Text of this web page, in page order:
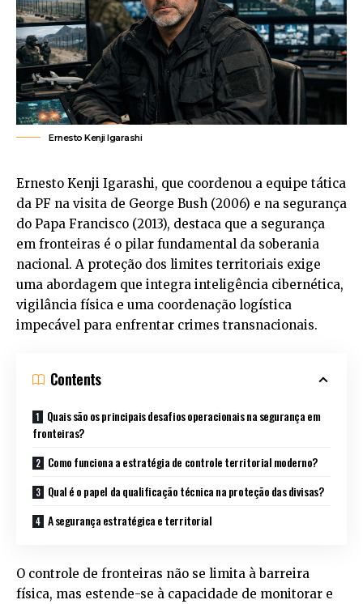
Ernesto Kenji Igarashi
Ernesto Kenji Igarashi, que coordenou a equipe tática
da PF na visita de George Bush (2006) e na segurança
do Papa Francisco (2013), destaca que a segurança
em fronteiras é o pilar fundamental da soberania
nacional. A proteção dos limites territoriais exige
uma abordagem que integra inteligência cibernética,
vigilância física e uma coordenação logística
impecável para enfrentar crimes transnacionais.
Contents
Quais são os principais desafios operacionais na segurança em
fronteiras?
Como funciona a estratégia de controle territorial moderno?
Qual é o papel da qualificação técnica na proteção das divisas?
A segurança estratégica e territorial
O controle de fronteiras não se limita à barreira
física, mas estende-se à capacidade de monitorar e